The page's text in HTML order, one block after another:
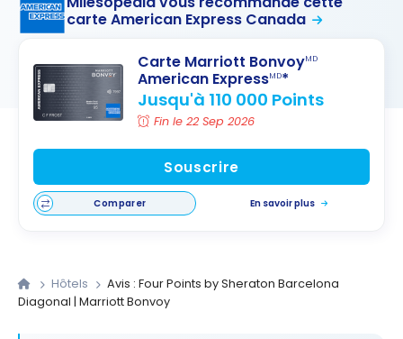
carte American Express Canada
Carte Marriott BonvoyMD
American ExpressMD*
Jusqu'à 110 000 Points
Fin le 22 Sep 2026
Souscrire
Comparer En savoir plus
Hôtels
Avis : Four Points by Sheraton Barcelona
Diagonal | Marriott Bonvoy